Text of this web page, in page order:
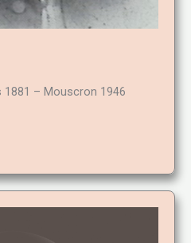
1881 – Mouscron 1946